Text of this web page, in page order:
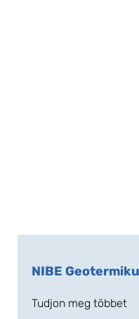
NIBE
Tudjon meg többet